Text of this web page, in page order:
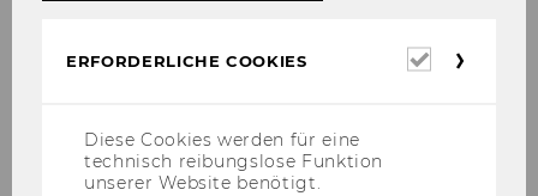
Studienjahr 2012/2013
Oktober 2012
ERFORDERLICHE COOKIES
Diese Cookies werden für eine
technisch reibungslose Funktion
unserer Website benötigt.